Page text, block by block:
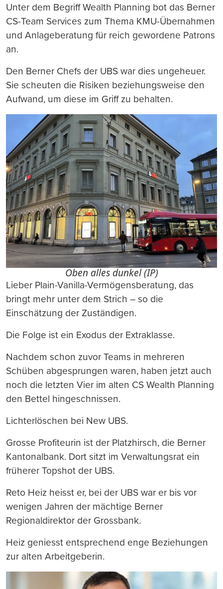
Unter dem Begriff Wealth Planning bot das Berner
CS-Team Services zum Thema KMU-Übernahmen
und Anlageberatung für reich gewordene Patrons
an.
Den Berner Chefs der UBS war dies ungeheuer.
Sie scheuten die Risiken beziehungsweise den
Aufwand, um diese im Griff zu behalten.
Oben alles dunkel (IP)
Lieber Plain-Vanilla-Vermögensberatung, das
bringt mehr unter dem Strich – so die
Einschätzung der Zuständigen.
Die Folge ist ein Exodus der Extraklasse.
Nachdem schon zuvor Teams in mehreren
Schüben abgesprungen waren, haben jetzt auch
noch die letzten Vier im alten CS Wealth Planning
den Bettel hingeschnissen.
Lichterlöschen bei New UBS.
Grosse Profiteurin ist der Platzhirsch, die Berner
Kantonalbank. Dort sitzt im Verwaltungsrat ein
früherer Topshot der UBS.
Reto Heiz heisst er, bei der UBS war er bis vor
wenigen Jahren der mächtige Berner
Regionaldirektor der Grossbank.
Heiz geniesst entsprechend enge Beziehungen
zur alten Arbeitgeberin.